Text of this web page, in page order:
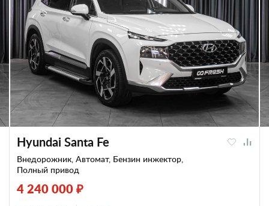
Hyundai Santa Fe
Внедорожник, Автомат, Бензин инжектор,
Полный привод
4 240 000 ₽